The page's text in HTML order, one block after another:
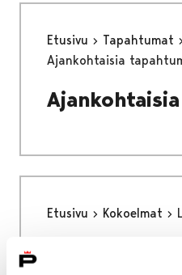
Etusivu
Tapahtumat
Ajankohtaisia
Etusivu Kokoelmat